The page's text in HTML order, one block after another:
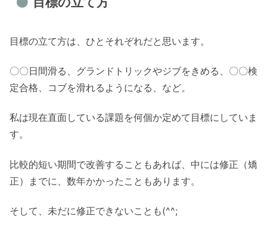
目標の立て方は、ひとそれぞれだと思います。
〇〇日間滑る、グランドトリックやジブをきめる、〇〇検
定合格、コブを滑れるようになる、など。
私は現在直面している課題を何個か定めて目標にしていま
す。
比較的短い期間で改善することもあれば、中には修正（矯
正）までに、数年かかったこともあります。
そして、未だに修正できないことも(^^;